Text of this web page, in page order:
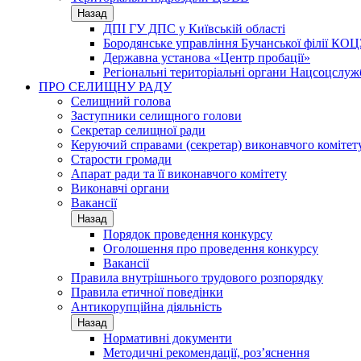
Назад
ДПІ ГУ ДПС у Київській області
Бородянське управління Бучанської філії
Державна установа «Центр пробації»
Регіональні територіальні органи
ПРО СЕЛИЩНУ РАДУ
Селищний голова
Заступники селищного голови
Секретар селищної ради
Керуючий справами (секретар) виконавчого
Старости громади
Апарат ради та її виконавчого комітету
Виконавчі органи
Вакансії
Назад
Порядок проведення конкурсу
Оголошення про проведення конкурсу
Вакансії
Правила внутрішнього трудового розпорядку
Правила етичної поведінки
Антикорупційна діяльність
Назад
Нормативні документи
Методичні рекомендації, роз’яснення